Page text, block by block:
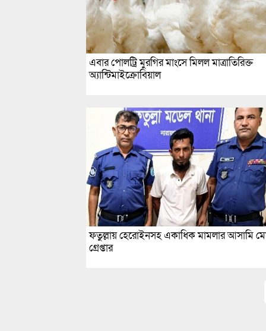
এবার পোলট্রি মুরগির মাংসে মিলল মাত্রাতিরিক্ত
অ্যান্টিমাইক্রোবিয়াল
ফতুল্লায় হেরোইনসহ একাধিক মামলার আসামি
গ্রেপ্তার